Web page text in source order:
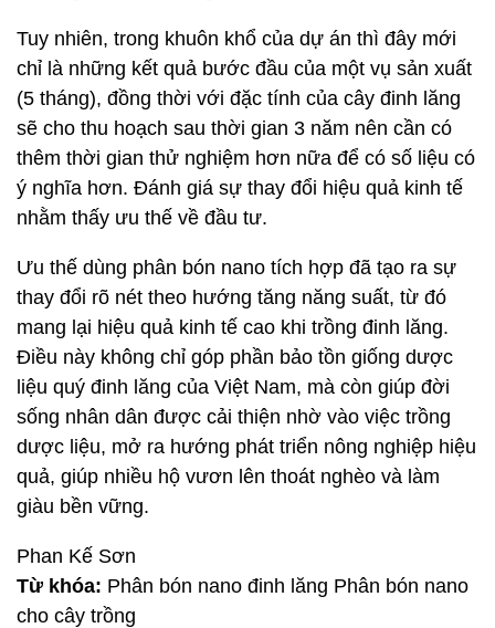
Tuy nhiên, trong khuôn khổ của dự án thì đây mới
chỉ là những kết quả bước đầu của một vụ sản xuất
(5 tháng), đồng thời với đặc tính của cây đinh lăng
sẽ cho thu hoạch sau thời gian 3 năm nên cần có
thêm thời gian thử nghiệm hơn nữa để có số liệu có
ý nghĩa hơn. Đánh giá sự thay đổi hiệu quả kinh tế
nhằm thấy ưu thế về đầu tư.
Ưu thế dùng phân bón nano tích hợp đã tạo ra sự
thay đổi rõ nét theo hướng tăng năng suất, từ đó
mang lại hiệu quả kinh tế cao khi trồng đinh lăng.
Điều này không chỉ góp phần bảo tồn giống dược
liệu quý đinh lăng của Việt Nam, mà còn giúp đời
sống nhân dân được cải thiện nhờ vào việc trồng
dược liệu, mở ra hướng phát triển nông nghiệp hiệu
quả, giúp nhiều hộ vươn lên thoát nghèo và làm
giàu bền vững.
Phan Kế Sơn
Từ khóa: Phân bón nano đinh lăng Phân bón nano
cho cây trồng